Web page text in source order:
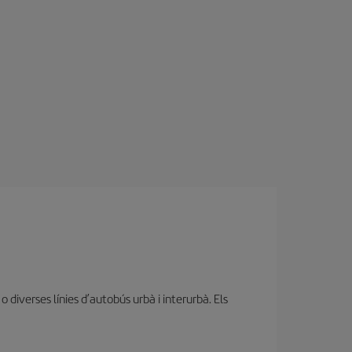
línies d’autobús urbà i interurbà. Els